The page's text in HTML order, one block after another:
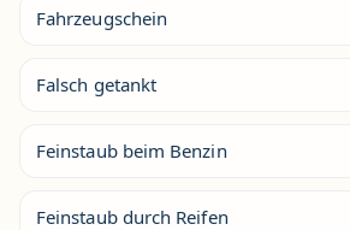
Fahrzeugschein
Falsch getankt
Feinstaub beim Benzin
Feinstaub durch Reifen